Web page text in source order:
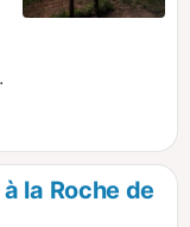
la Roche de